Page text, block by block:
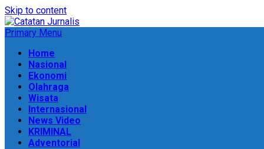
Skip to content
Primary Menu
Home
Nasional
Ekonomi
Olahraga
Wisata
Internasional
News Video
KRIMINAL
Adventorial